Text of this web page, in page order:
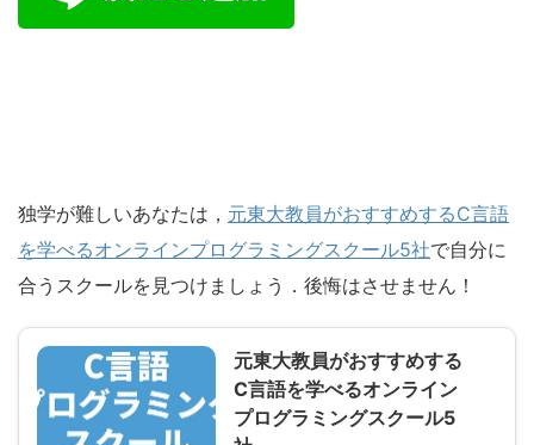
独学が難しいあなたは， 元東大教員がおすすめするC言語
を学べるオンラインプログラミングスクール5社で自分に
合うスクールを見つけましょう．後悔はさせません！
元東大教員がおすすめする
C言語を学べるオンライン
プログラミングスクール5